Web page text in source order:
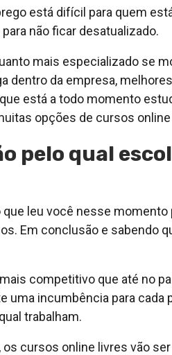
está difícil para quem
não ficar desatualizado.
mais especializado se
dentro da empresa,
está a todo momento
opções de cursos
pelo qual
que leu você nesse
Em conclusão e sabendo
competitivo que até no
uma incumbência para
trabalham.
os cursos online livres vão